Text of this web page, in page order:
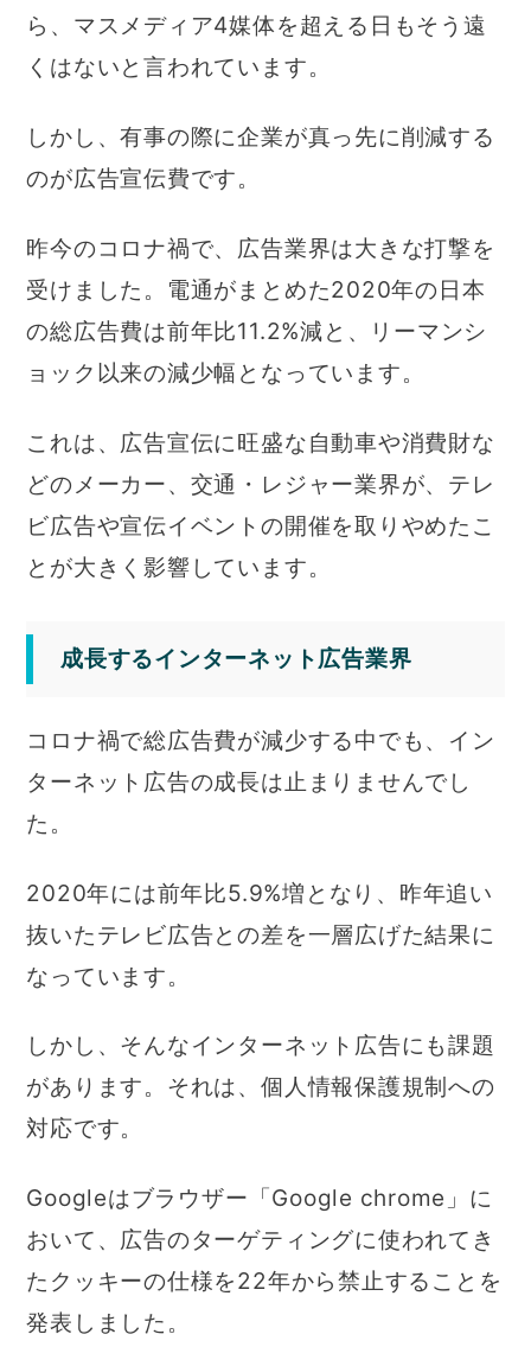
ら、マスメディア4媒体を超える日もそう遠
くはないと言われています。
しかし、有事の際に企業が真っ先に削減する
のが広告宣伝費です。
昨今のコロナ禍で、広告業界は大きな打撃を
受けました。電通がまとめた2020年の日本
の総広告費は前年比11.2%減と、リーマンシ
ョック以来の減少幅となっています。
これは、広告宣伝に旺盛な自動車や消費財な
どのメーカー、交通・レジャー業界が、テレ
ビ広告や宣伝イベントの開催を取りやめたこ
とが大きく影響しています。
成長するインターネット広告業界
コロナ禍で総広告費が減少する中でも、イン
ターネット広告の成長は止まりませんでし
た。
2020年には前年比5.9%増となり、昨年追い
抜いたテレビ広告との差を一層広げた結果に
なっています。
しかし、そんなインターネット広告にも課題
があります。それは、個人情報保護規制への
対応です。
Googleはブラウザー「Google chrome」に
おいて、広告のターゲティングに使われてき
たクッキーの仕様を22年から禁止することを
発表しました。